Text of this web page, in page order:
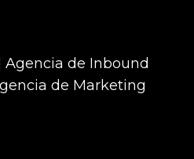
Agencia de Inbound
de Marketing